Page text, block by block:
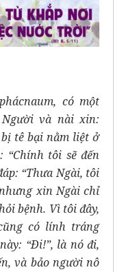
có một
và nài xin:
tê bại nằm liệt ở
“Chính tôi sẽ đến
“Thưa Ngài, tôi
xin Ngài chỉ
bệnh. Vì tôi đây,
có lính tráng
“Ði!”, là nó đi,
và bảo người nô